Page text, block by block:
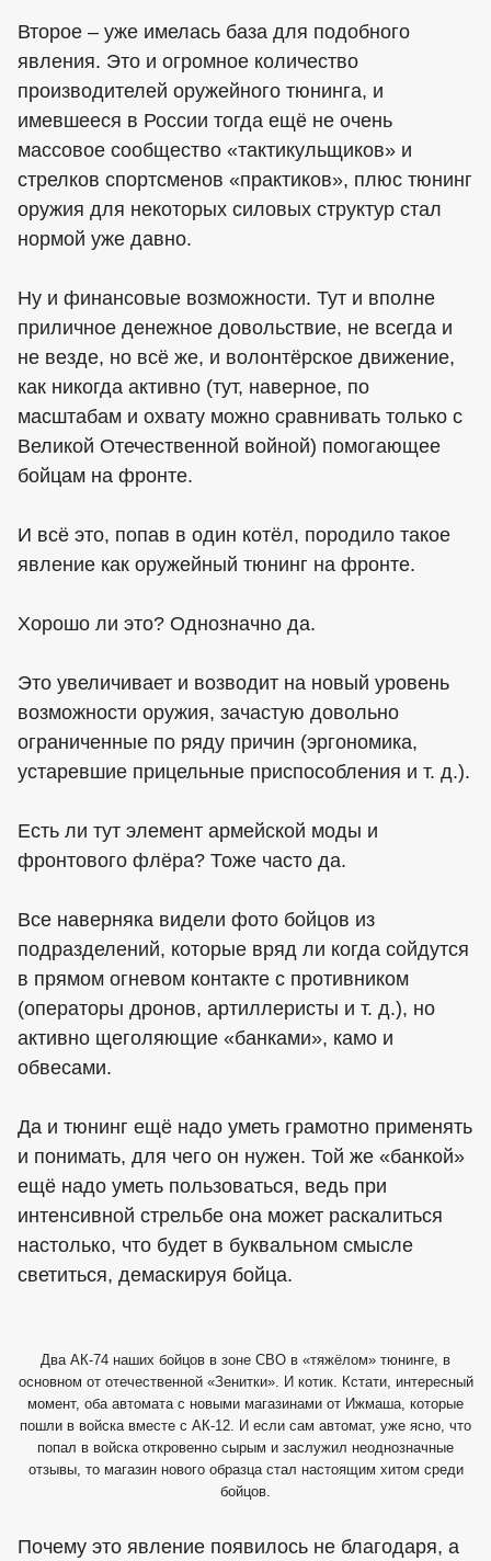
Второе – уже имелась база для подобного
явления. Это и огромное количество
производителей оружейного тюнинга, и
имевшееся в России тогда ещё не очень
массовое сообщество «тактикульщиков» и
стрелков спортсменов «практиков», плюс тюнинг
оружия для некоторых силовых структур стал
нормой уже давно.
Ну и финансовые возможности. Тут и вполне
приличное денежное довольствие, не всегда и
не везде, но всё же, и волонтёрское движение,
как никогда активно (тут, наверное, по
масштабам и охвату можно сравнивать только с
Великой Отечественной войной) помогающее
бойцам на фронте.
И всё это, попав в один котёл, породило такое
явление как оружейный тюнинг на фронте.
Хорошо ли это? Однозначно да.
Это увеличивает и возводит на новый уровень
возможности оружия, зачастую довольно
ограниченные по ряду причин (эргономика,
устаревшие прицельные приспособления и т. д.).
Есть ли тут элемент армейской моды и
фронтового флёра? Тоже часто да.
Все наверняка видели фото бойцов из
подразделений, которые вряд ли когда сойдутся
в прямом огневом контакте с противником
(операторы дронов, артиллеристы и т. д.), но
активно щеголяющие «банками», камо и
обвесами.
Да и тюнинг ещё надо уметь грамотно применять
и понимать, для чего он нужен. Той же «банкой»
ещё надо уметь пользоваться, ведь при
интенсивной стрельбе она может раскалиться
настолько, что будет в буквальном смысле
светиться, демаскируя бойца.
Два АК-74 наших бойцов в зоне СВО в «тяжёлом» тюнинге, в
основном от отечественной «Зенитки». И котик. Кстати, интересный
момент, оба автомата с новыми магазинами от Ижмаша, которые
пошли в войска вместе с АК-12. И если сам автомат, уже ясно, что
попал в войска откровенно сырым и заслужил неоднозначные
отзывы, то магазин нового образца стал настоящим хитом среди
бойцов.
Почему это явление появилось не благодаря, а